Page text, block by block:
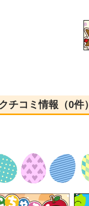
チコミ情報（0件）